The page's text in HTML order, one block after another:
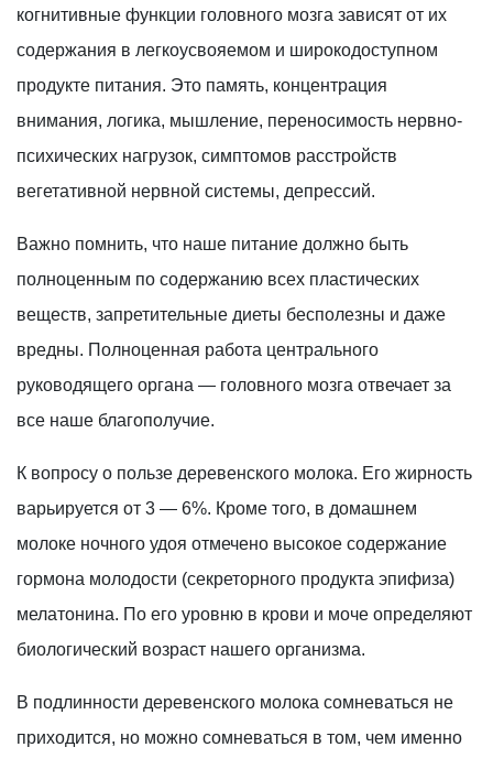
когнитивные функции головного мозга зависят от их
содержания в легкоусвояемом и широкодоступном
продукте питания. Это память, концентрация
внимания, логика, мышление, переносимость нервно-
психических нагрузок, симптомов расстройств
вегетативной нервной системы, депрессий.
Важно помнить, что наше питание должно быть
полноценным по содержанию всех пластических
веществ, запретительные диеты бесполезны и даже
вредны. Полноценная работа центрального
руководящего органа — головного мозга отвечает за
все наше благополучие.
К вопросу о пользе деревенского молока. Его жирность
варьируется от 3 — 6%. Кроме того, в домашнем
молоке ночного удоя отмечено высокое содержание
гормона молодости (секреторного продукта эпифиза)
мелатонина. По его уровню в крови и моче определяют
биологический возраст нашего организма.
В подлинности деревенского молока сомневаться не
приходится, но можно сомневаться в том, чем именно